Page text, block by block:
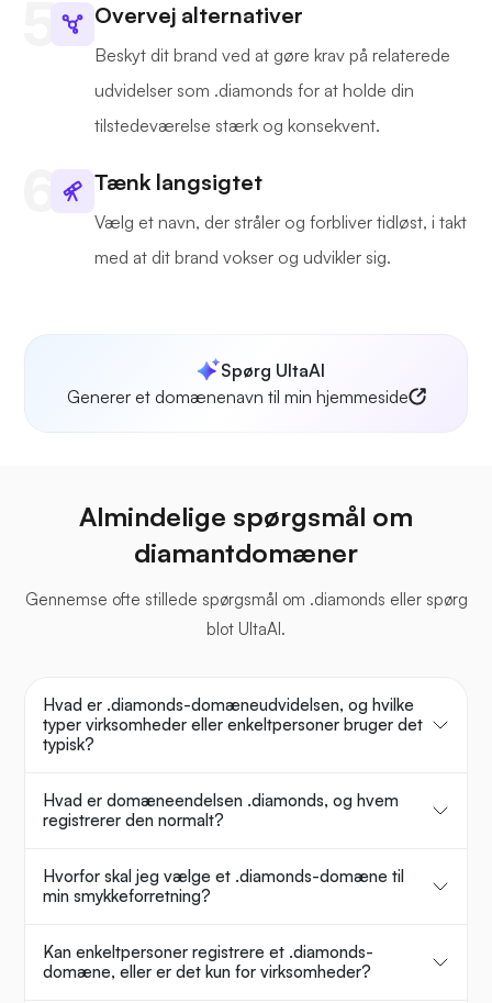
Overvej alternativer
Beskyt dit brand ved at gøre krav på relaterede
udvidelser som .diamonds for at holde din
tilstedeværelse stærk og konsekvent.
Tænk langsigtet
Vælg et navn, der stråler og forbliver tidløst, i takt
med at dit brand vokser og udvikler sig.
Spørg UltaAI
Generer et domænenavn til min hjemmeside
Almindelige spørgsmål om
diamantdomæner
Gennemse ofte stillede spørgsmål om .diamonds eller spørg
blot UltaAI.
Hvad er .diamonds-domæneudvidelsen, og hvilke
typer virksomheder eller enkeltpersoner bruger det
typisk?
Hvad er domæneendelsen .diamonds, og hvem
registrerer den normalt?
Hvorfor skal jeg vælge et .diamonds-domæne til
min smykkeforretning?
Kan enkeltpersoner registrere et .diamonds-
domæne, eller er det kun for virksomheder?